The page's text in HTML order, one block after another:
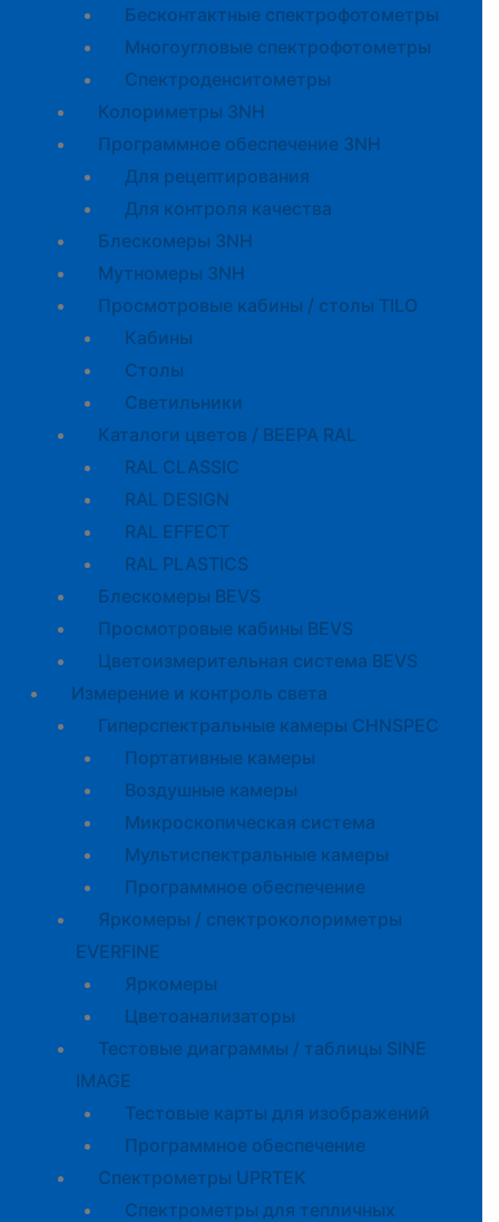
Бесконтактные спектрофотометры
Многоугловые спектрофотометры
Спектроденситометры
Колориметры 3NH
Программное обеспечение 3NH
Для рецептирования
Для контроля качества
Блескомеры 3NH
Мутномеры 3NH
Просмотровые кабины / столы TILO
Кабины
Cтолы
Светильники
Каталоги цветов / BEEPA RAL
RAL CLASSIC
RAL DESIGN
RAL EFFECT
RAL PLASTICS
Блескомеры BEVS
Просмотровые кабины BEVS
Цветоизмерительная система BEVS
Измерение и контроль света
Гиперспектральные камеры CHNSPEC
Портативные камеры
Воздушные камеры
Микроскопическая система
Мультиспектральные камеры
Программное обеспечение
Яркомеры / спектроколориметры
EVERFINE
Яркомеры
Цветоанализаторы
Тестовые диаграммы / таблицы SINE
IMAGE
Тестовые карты для изображений
Программное обеспечение
Спектрометры UPRTEK
Спектрометры для тепличных